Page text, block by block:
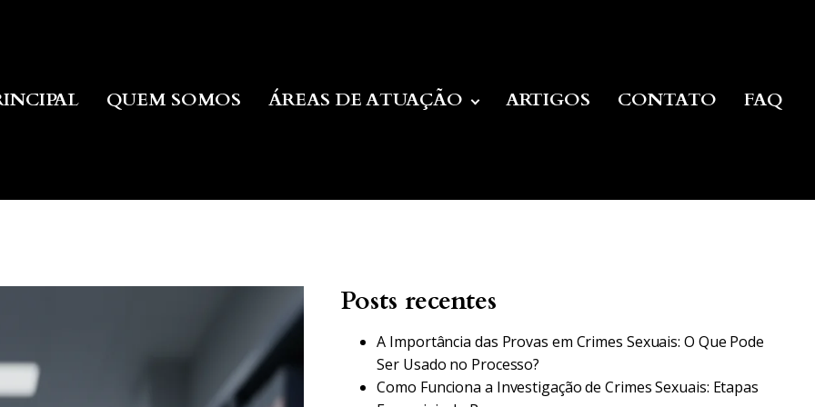
QUEM SOMOS ÁREAS DE ATUAÇÃO ARTIGOS CONTATO FAQ
Posts recentes
A Importância das Provas em Crimes Sexuais: O Que Pode
Ser Usado no Processo?
Como Funciona a Investigação de Crimes Sexuais: Etapas